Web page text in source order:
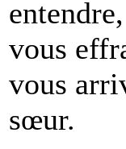
vous
vous
sœur.